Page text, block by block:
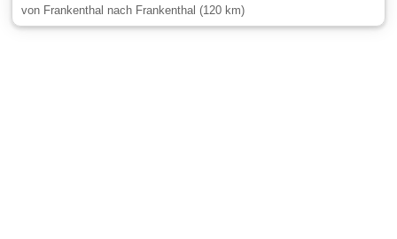
von Frankenthal nach Frankenthal (120 km)